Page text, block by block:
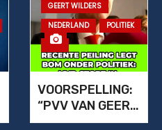
GEERT WILDERS
NEDERLAND
POLITIEK
PVV
VOORSPELLING:
“PVV VAN GEERT
WILDERS WORDT